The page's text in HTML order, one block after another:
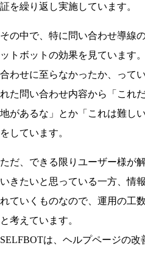
証を繰り返し実施しています。
その中で、特に問い合わせ導線
ットボットの効果を見ています
合わせに至らなかったか、って
れた問い合わせ内容から「これ
地があるな」とか「これは難し
をしています。
ただ、できる限りユーザー様が
いきたいと思っている一方、情
れていくものなので、運用の工
と考えています。
SELFBOTは、ヘルプページの